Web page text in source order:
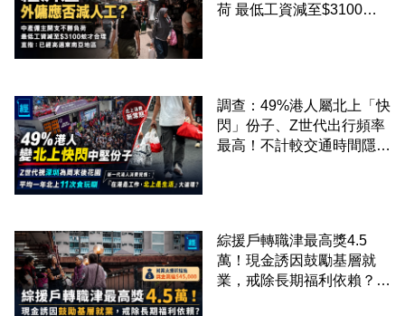
荷 最低工資減至$3100蚊
調查：49%港人屬北上「快
閃」份子、Z世代出行頻率
最高！不計較交通時間隱形
綜援戶轉職津最高獎4.5
萬！現金誘因鼓勵基層就
業，戒除長期福利依賴？鄧